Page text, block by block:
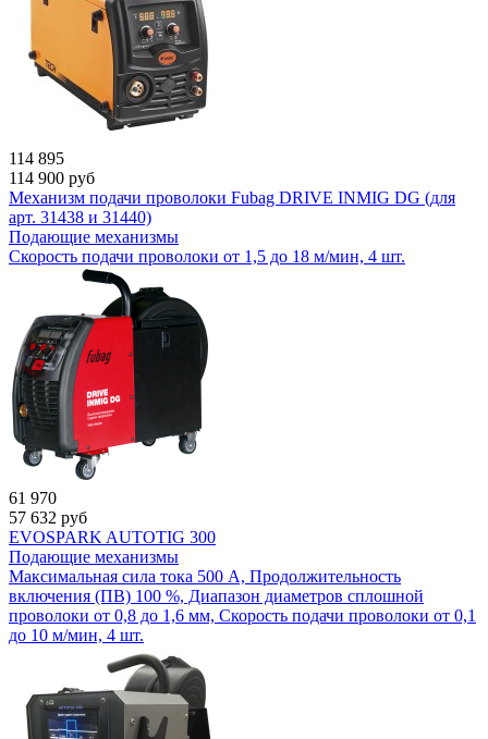
114 895
114 900 руб
Механизм подачи проволоки Fubag DRIVE INMIG DG (для
арт. 31438 и 31440)
Подающие механизмы
Скорость подачи проволоки от 1,5 до 18 м/мин, 4 шт.
61 970
57 632 руб
EVOSPARK AUTOTIG 300
Подающие механизмы
Максимальная сила тока 500 А, Продолжительность
включения (ПВ) 100 %, Диапазон диаметров сплошной
проволоки от 0,8 до 1,6 мм, Скорость подачи проволоки от 0,1
до 10 м/мин, 4 шт.